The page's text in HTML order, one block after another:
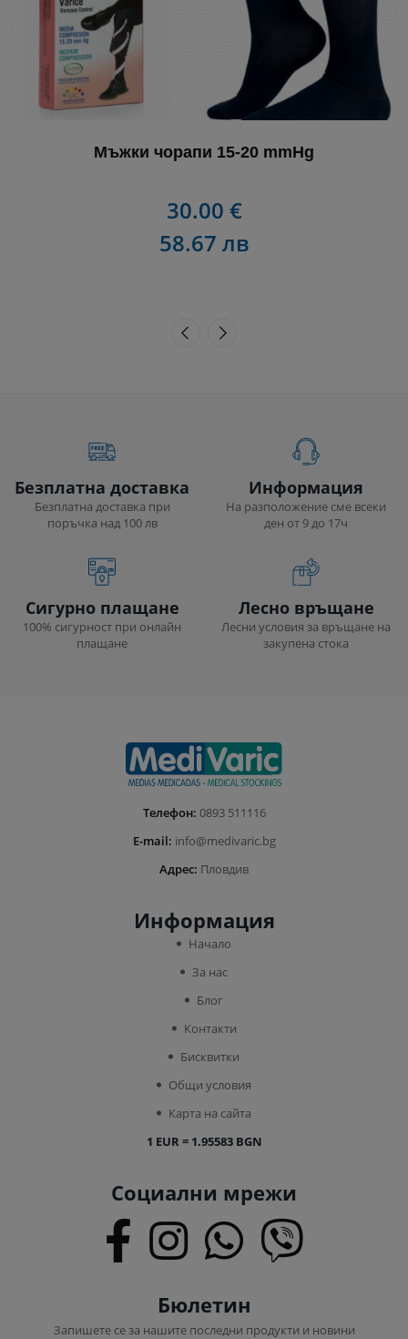
Мъжки чорапи 15-20 mmHg
30.00 €
58.67 лв
Безплатна доставка
Безплатна доставка при
поръчка над 100 лв
Информация
На разположение сме всеки
ден от 9 до 17ч
Сигурно плащане
100% сигурност при онлайн
плащане
Лесно връщане
Лесни условия за връщане на
закупена стока
Телефон: 0893 511116
E-mail: info@medivaric.bg
Адрес: Пловдив
Информация
Начало
За нас
Блог
Контакти
Бисквитки
Общи условия
Карта на сайта
1 EUR = 1.95583 BGN
Социални мрежи
Бюлетин
Запишете се за нашите последни продукти и новини